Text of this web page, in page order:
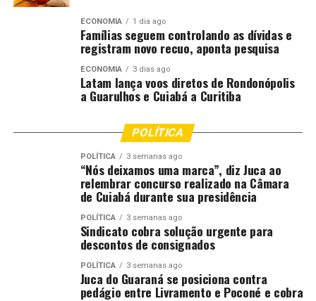
que estimulem o desenvolvimento econômico,
fortaleçam o comércio local e ampliem oportunidades
para a população está no início, contando com
inúmeros projetos para serem executados nos próximos
Prefeitura de Rondonópolis
Comentários
RELATED TOPICS: DESTAQUE DIÁLOGO
FORTALECE
PRODUTIVO PÚBLICO RONDONOPOLIS
Cuiabá recebe 2ª edição do evento de capacitação
sobre autismo
ECONOMIA 1 dia ago
Famílias seguem controlando as dívidas e
registram novo recuo, aponta pesquisa
ECONOMIA 3 dias ago
Latam lança voos diretos de Rondonópolis
a Guarulhos e Cuiabá a Curitiba
POLÍTICA
POLÍTICA 3 semanas ago
“Nós deixamos uma marca”, diz Juca ao
relembrar concurso realizado na Câmara
de Cuiabá durante sua presidência
POLÍTICA 3 semanas ago
Sindicato cobra solução urgente para
descontos de consignados
POLÍTICA 3 semanas ago
Juca do Guaraná se posiciona contra
pedágio entre Livramento e Poconé e cobra